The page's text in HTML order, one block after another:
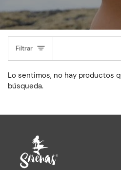
Filtrar
Lo sentimos, no hay productos
búsqueda.